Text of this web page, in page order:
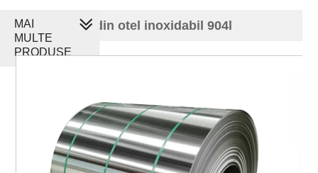
serpentina din otel inoxidabil 904l
MAI
MULTE
PRODUSE